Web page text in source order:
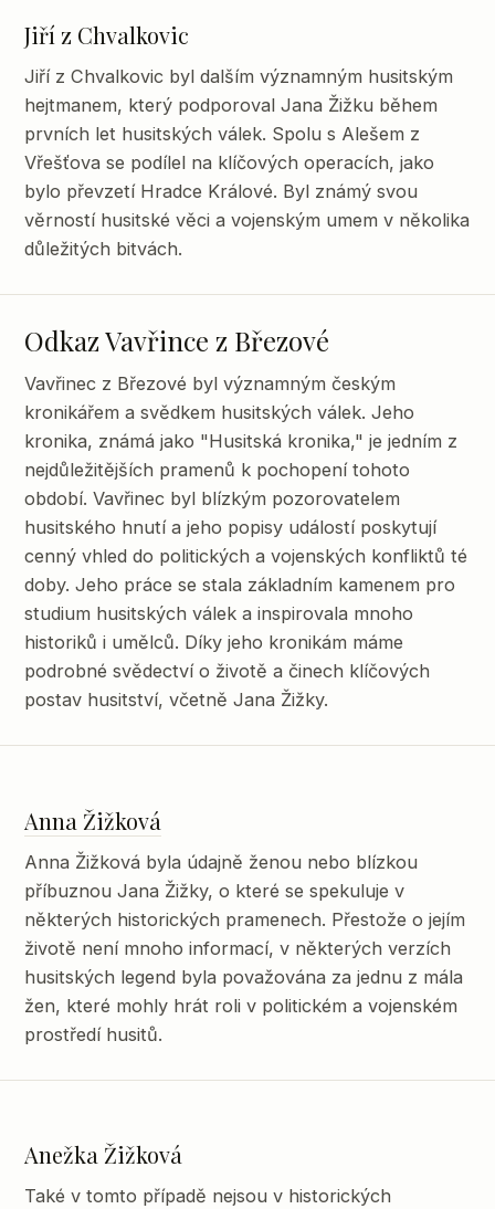
Jiří z Chvalkovic
Jiří z Chvalkovic byl dalším významným husitským
hejtmanem, který podporoval Jana Žižku během
prvních let husitských válek. Spolu s Alešem z
Vřešťova se podílel na klíčových operacích, jako
bylo převzetí Hradce Králové. Byl známý svou
věrností husitské věci a vojenským umem v několika
důležitých bitvách.
Odkaz Vavřince z Březové
Vavřinec z Březové byl významným českým
kronikářem a svědkem husitských válek. Jeho
kronika, známá jako "Husitská kronika," je jedním z
nejdůležitějších pramenů k pochopení tohoto
období. Vavřinec byl blízkým pozorovatelem
husitského hnutí a jeho popisy událostí poskytují
cenný vhled do politických a vojenských konfliktů té
doby. Jeho práce se stala základním kamenem pro
studium husitských válek a inspirovala mnoho
historiků i umělců. Díky jeho kronikám máme
podrobné svědectví o životě a činech klíčových
postav husitství, včetně Jana Žižky.
Anna Žižková
Anna Žižková byla údajně ženou nebo blízkou
příbuznou Jana Žižky, o které se spekuluje v
některých historických pramenech. Přestože o jejím
životě není mnoho informací, v některých verzích
husitských legend byla považována za jednu z mála
žen, které mohly hrát roli v politickém a vojenském
prostředí husitů.
Anežka Žižková
Také v tomto případě nejsou v historických